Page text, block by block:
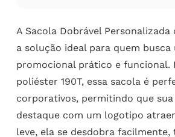
A Sacola Dobrável Personalizada
a solução ideal para quem busca
promocional prático e funcional.
poliéster 190T, essa sacola é
corporativos, permitindo que sua
destaque com um logotipo
leve, ela se desdobra